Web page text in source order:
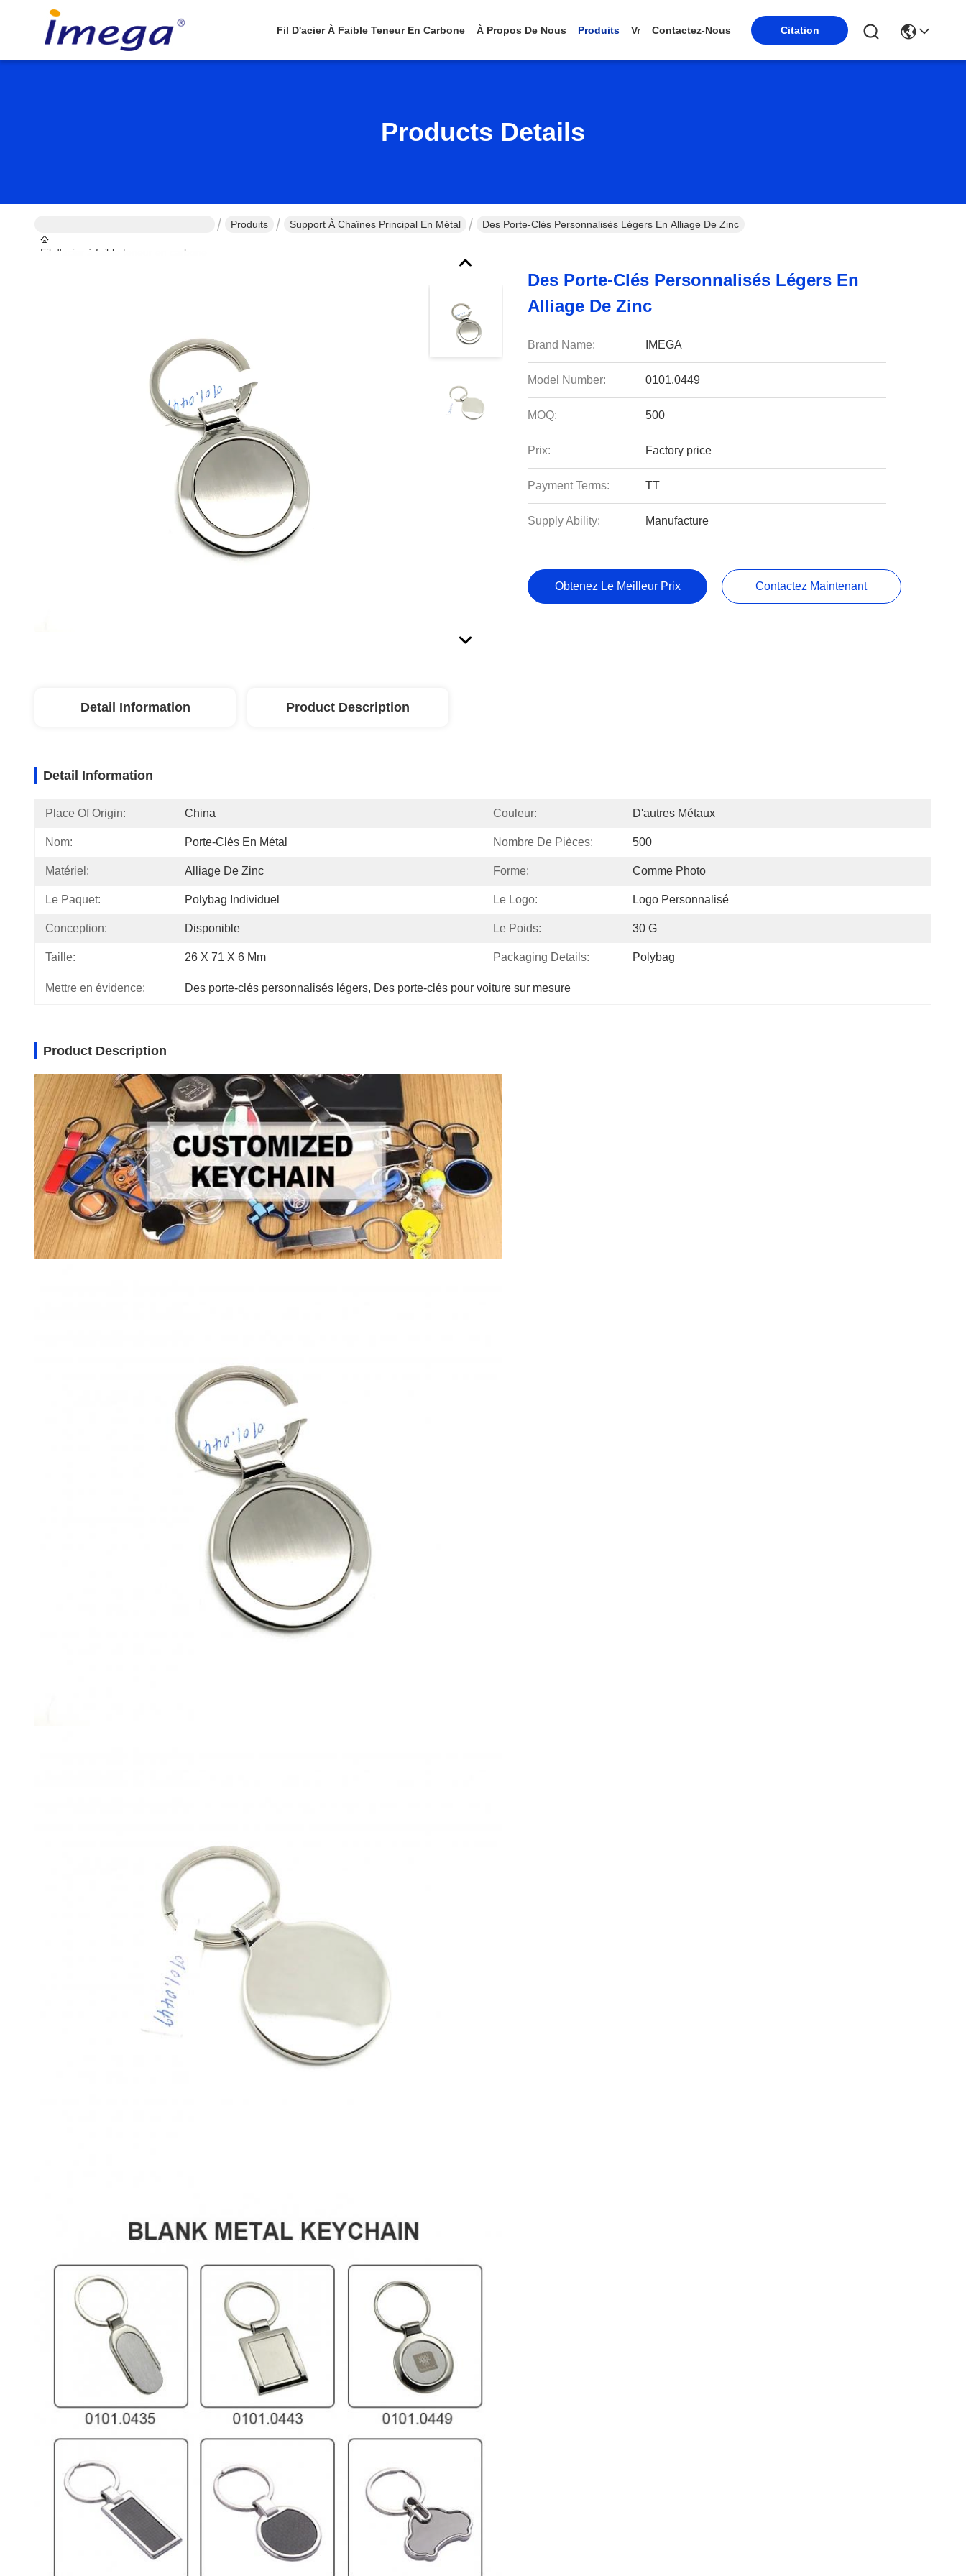
Fil D'acier À Faible Teneur En Carbone À Propos De Nous Produits Vr Contactez-Nous Citation
Products Details
Fil d'acier à faible teneur en carbone
Produits Support À Chaînes Principal En Métal Des Porte-Clés Personnalisés Légers En Alliage De Zinc
Des Porte-Clés Personnalisés Légers En
Alliage De Zinc
Brand Name: IMEGA
Model Number: 0101.0449
MOQ: 500
Prix: Factory price
Payment Terms: TT
Supply Ability: Manufacture
Obtenez Le Meilleur Prix Contactez Maintenant
Detail Information Product Description
Detail Information
Place Of Origin: China Couleur: D'autres Métaux
Nom: Porte-Clés En Métal Nombre De Pièces: 500
Matériel: Alliage De Zinc Forme: Comme Photo
Le Paquet: Polybag Individuel Le Logo: Logo Personnalisé
Conception: Disponible Le Poids: 30 G
Taille: 26 X 71 X 6 Mm Packaging Details: Polybag
Mettre en évidence: Des porte-clés personnalisés légers, Des porte-clés pour voiture sur mesure
Product Description